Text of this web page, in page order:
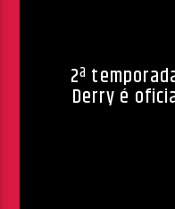
2ª
Derry é